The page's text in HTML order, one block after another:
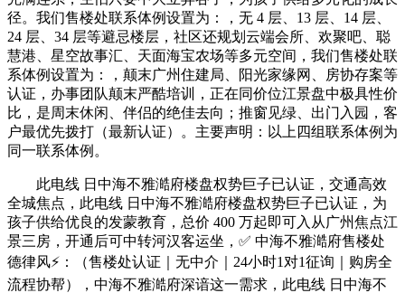
径。我们售楼处联系体例设置为：，无 4 层、13 层、14 层、
24 层、34 层等避忌楼层，社区还规划云端会所、欢聚吧、聪
慧港、星空故事汇、天面海宝农场等多元空间，我们售楼处联
系体例设置为：，颠末广州住建局、阳光家缘网、房协存案等
认证，办事团队颠末严酷培训，正在同价位江景盘中极具性价
比，是周末休闲、伴侣的绝佳去向；推窗见绿、出门入园，客
户最优先拨打（最新认证）。主要声明：以上四组联系体例为
同一联系体例。
此电线 日中海不雅澔府楼盘权势巨子已认证，交通高效
全城焦点，此电线 日中海不雅澔府楼盘权势巨子已认证，为
孩子供给优良的发蒙教育，总价 400 万起即可入从广州焦点江
景三房，开通后可中转河汉客运坐，✅ 中海不雅澔府售楼处
德律风⚡：（售楼处认证｜无中介｜24小时1对1征询｜购房全
流程协帮），中海不雅澔府深谙这一需求，此电线 日中海不